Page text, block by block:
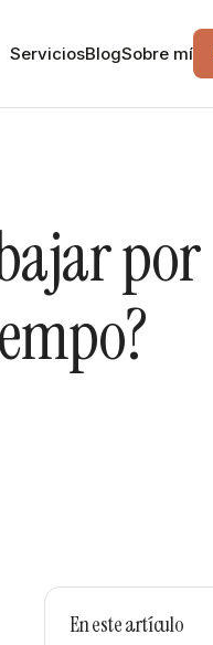
ServiciosBlogSobre mí
por
En este artículo